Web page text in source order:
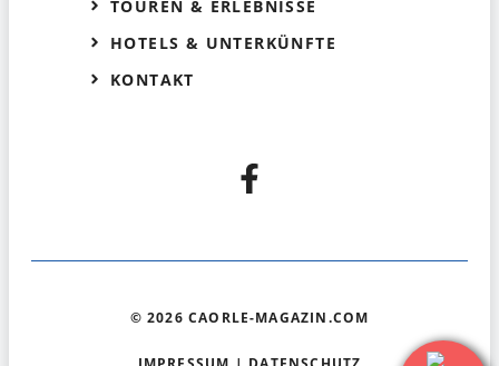
TOUREN & ERLEBNISSE
HOTELS & UNTERKÜNFTE
KONTAKT
© 2026 CAORLE-MAGAZIN.COM